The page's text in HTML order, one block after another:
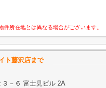
所在地とは異なる場合がございます。
ト藤沢店まで
－６ 富士見ビル 2A